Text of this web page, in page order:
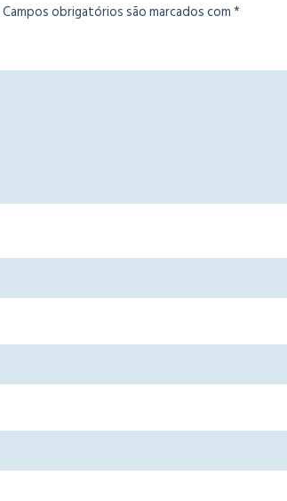
Campos obrigatórios são marcados com*